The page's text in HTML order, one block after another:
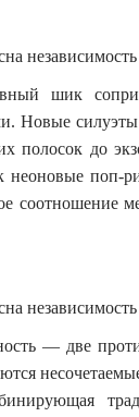
шик
Новые
полосок до
неоновые поп-
соотношение
— две